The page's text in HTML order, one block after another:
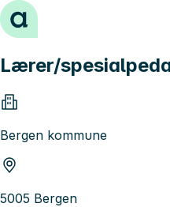
Hopp til innhold
Lærer/
Bergen kommune
5005 Bergen